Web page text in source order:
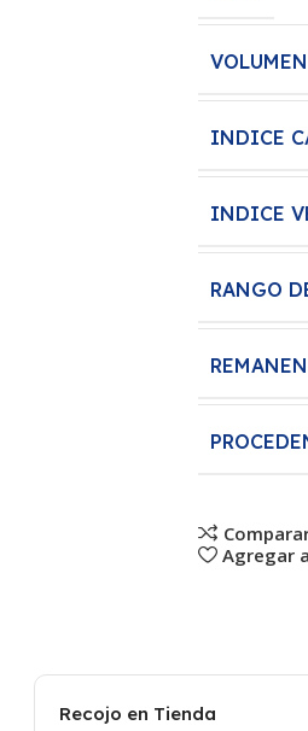
VOLUMEN
INDICE
INDICE
RANGO
Agregar
Recojo en Tienda